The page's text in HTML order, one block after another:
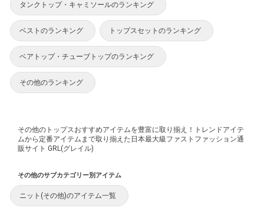
タンクトップ・キャミソールのランキング
ベストのランキング トップスセットのランキング
ベアトップ・チューブトップのランキング
その他のランキング
その他のトップスおすすめアイテムを豊富に取り揃え！トレンドアイテ
ムから定番アイテムまで取り揃えた日本最大級ファストファッション通
販サイト GRL(グレイル)
その他のサブカテゴリー別アイテム
ニット(その他)のアイテム一覧